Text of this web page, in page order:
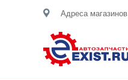
Адреса магазинов